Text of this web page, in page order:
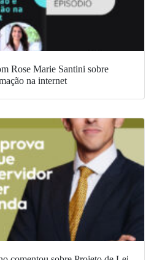
Rose Marie Santini sobre
na internet